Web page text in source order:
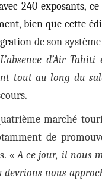
240 exposants,
bien que cette
de son
d’Air
tout au long du
marché
de
« A ce jour, il nous
nous